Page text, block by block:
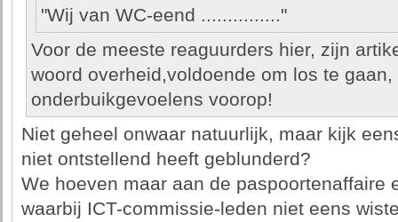
"Wij van WC-eend ..............."
Voor de meeste reaguurders hier, zijn
woord overheid,voldoende om los te
onderbuikgevoelens voorop!
Niet geheel onwaar natuurlijk, maar kijk
niet ontstellend heeft geblunderd?
We hoeven maar aan de paspoortenaffaire
waarbij ICT-commissie-leden niet eens